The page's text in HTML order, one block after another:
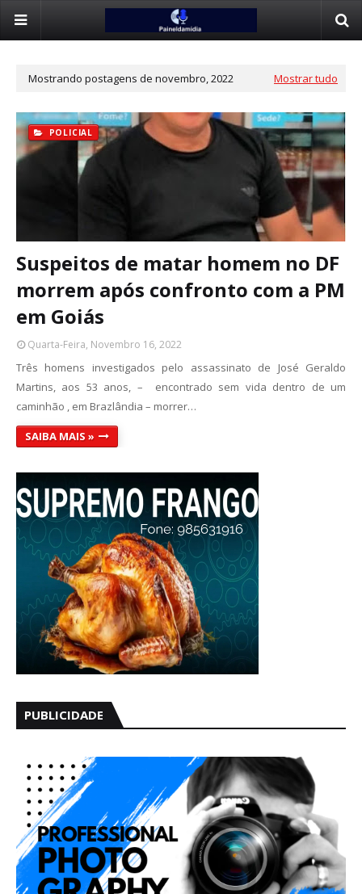
Mostrando postagens de novembro, 2022 Mostrar tudo
POLICIAL
Suspeitos de matar homem no DF
morrem após confronto com a PM
em Goiás
Quarta-Feira, Novembro 16, 2022
Três homens investigados pelo assassinato de José Geraldo
Martins, aos 53 anos, – encontrado sem vida dentro de um
caminhão , em Brazlândia – morrer…
SAIBA MAIS »
PUBLICIDADE